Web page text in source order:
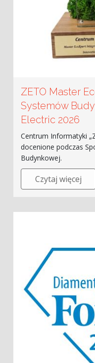
ZETO Master
Systemów
Electric 2026
Centrum Informatyki
docenione podczas
Budynkowej.
Czytaj więcej